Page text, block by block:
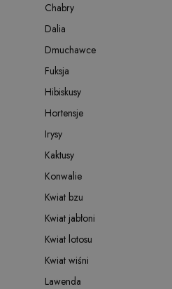
Chabry
Dalia
Dmuchawce
Fuksja
Hibiskusy
Hortensje
Irysy
Kaktusy
Konwalie
Kwiat bzu
Kwiat jabłoni
Kwiat lotosu
Kwiat wiśni
Lawenda